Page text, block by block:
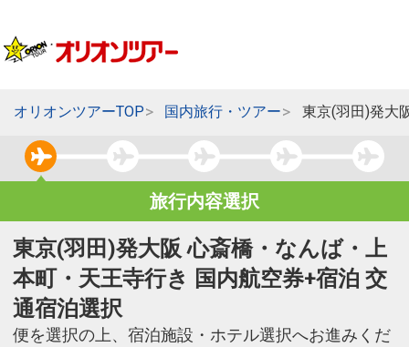
オリオンツアーTOP 国内旅行・ツアー 東京(羽田)発大
旅行内容選択
東京(羽田)発大阪 心斎橋・なんば・上
本町・天王寺行き 国内航空券+宿泊 交
通宿泊選択
便を選択の上、宿泊施設・ホテル選択へお進みくだ